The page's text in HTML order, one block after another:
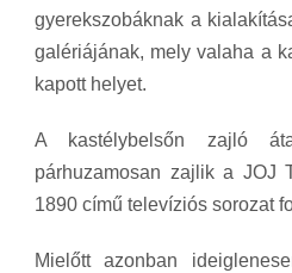
gyerekszobáknak a
galériájának, mely valaha a
kapott helyet.
A kastélybelsőn zajló
párhuzamosan zajlik a JOJ
1890 című televíziós sorozat
Mielőtt azonban